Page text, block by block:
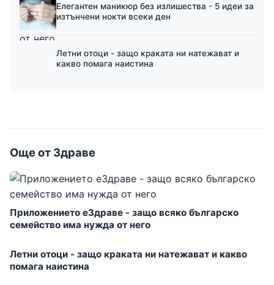
Елегантен маникюр без излишества - 5 идеи за
изтънчени нокти всеки ден
Летни отоци - защо краката ни натежават и
какво помага наистина
Още от Здраве
Приложението еЗдраве - защо всяко българско
семейство има нужда от него
Летни отоци - защо краката ни натежават и какво
помага наистина